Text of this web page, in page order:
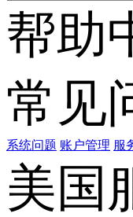
帮助
常见
系统问题 账户管理 服
美国